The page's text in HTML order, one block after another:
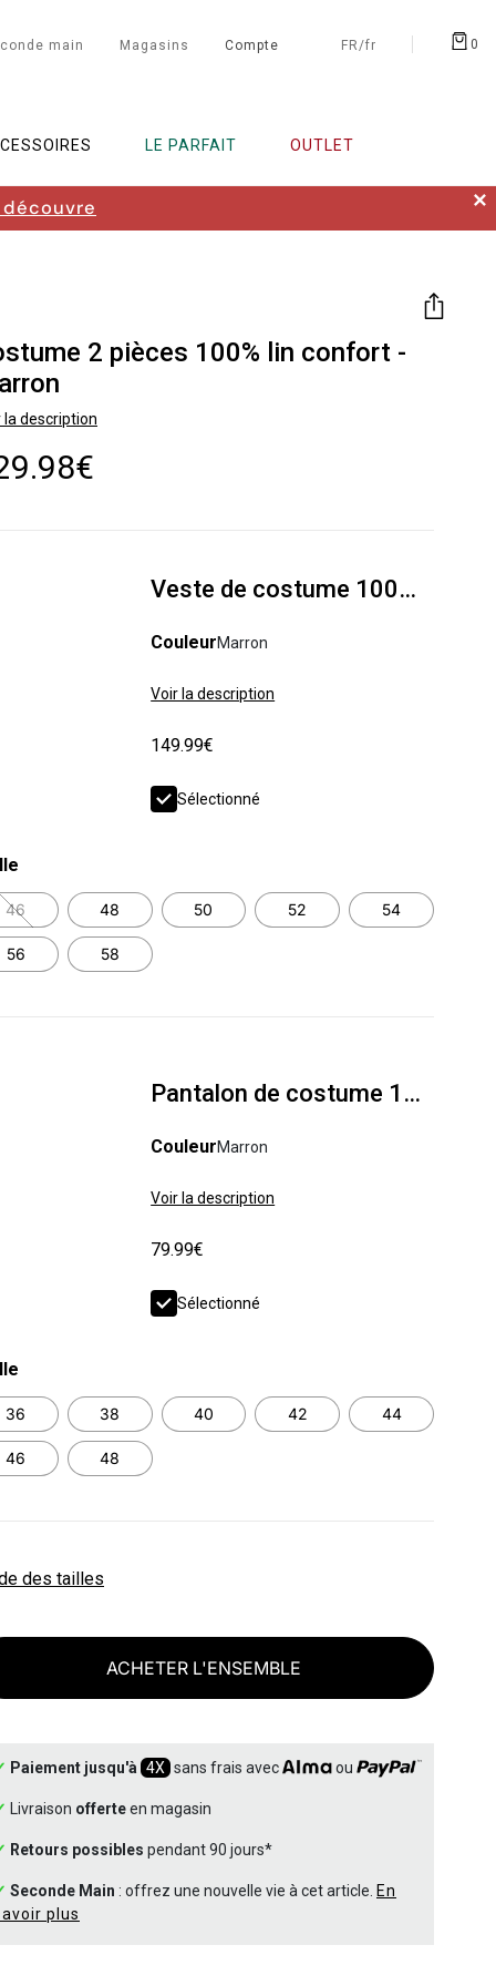
main Magasins Compte FR/fr 0
LE PARFAIT OUTLET
✕
2 pièces 100% lin confort -
la description
Veste de costume 100% lin confort
CouleurMarron
Voir la description
149.99€
Sélectionné
46 48 50 52 54
56 58
Pantalon de costume 100% lin confort
CouleurMarron
Voir la description
79.99€
Sélectionné
36 38 40 42 44
46 48
des tailles
ACHETER L'ENSEMBLE
Paiement jusqu'à 4X sans frais avec ou
Livraison offerteen magasin
Retours possibles pendant 90 jours*
Seconde Main : offrez une nouvelle vie à cet article. En
plus